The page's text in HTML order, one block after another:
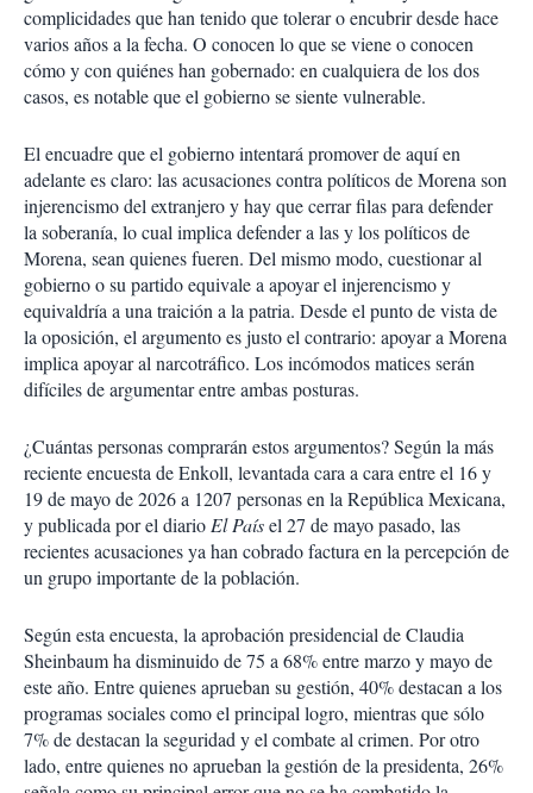
complicidades que han tenido que tolerar o encubrir desde hace
varios años a la fecha. O conocen lo que se viene o conocen
cómo y con quiénes han gobernado: en cualquiera de los dos
casos, es notable que el gobierno se siente vulnerable.
El encuadre que el gobierno intentará promover de aquí en
adelante es claro: las acusaciones contra políticos de Morena son
injerencismo del extranjero y hay que cerrar filas para defender
la soberanía, lo cual implica defender a las y los políticos de
Morena, sean quienes fueren. Del mismo modo, cuestionar al
gobierno o su partido equivale a apoyar el injerencismo y
equivaldría a una traición a la patria. Desde el punto de vista de
la oposición, el argumento es justo el contrario: apoyar a Morena
implica apoyar al narcotráfico. Los incómodos matices serán
difíciles de argumentar entre ambas posturas.
¿Cuántas personas comprarán estos argumentos? Según la más
reciente encuesta de Enkoll, levantada cara a cara entre el 16 y
19 de mayo de 2026 a 1207 personas en la República Mexicana,
y publicada por el diario El Paísel 27 de mayo pasado, las
recientes acusaciones ya han cobrado factura en la percepción de
un grupo importante de la población.
Según esta encuesta, la aprobación presidencial de Claudia
Sheinbaum ha disminuido de 75 a 68% entre marzo y mayo de
este año. Entre quienes aprueban su gestión, 40% destacan a los
programas sociales como el principal logro, mientras que sólo
7% de destacan la seguridad y el combate al crimen. Por otro
lado, entre quienes no aprueban la gestión de la presidenta, 26%